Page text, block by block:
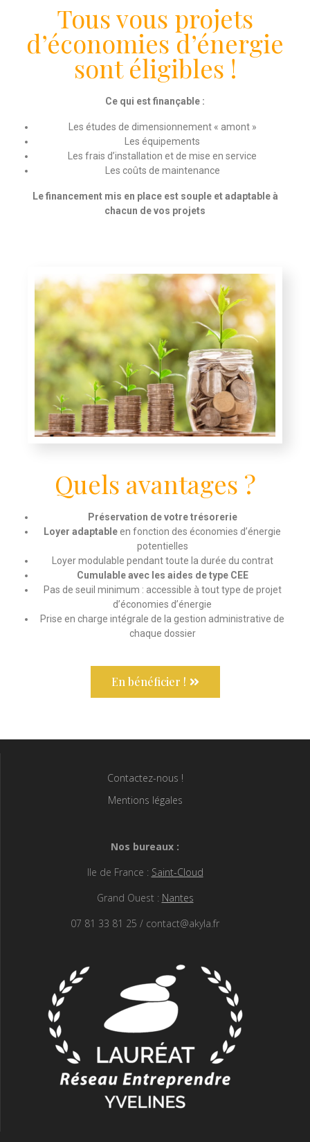
Tous vous projets
d’économies d’énergie
sont éligibles !
Ce qui est finançable :
Les études de dimensionnement « amont »
Les équipements
Les frais d’installation et de mise en service
Les coûts de maintenance
Le financement mis en place est souple et adaptable à
chacun de vos projets
Quels avantages ?
Préservation de votre trésorerie
Loyer adaptableen fonction des économies d’énergie
potentielles
Loyer modulable pendant toute la durée du contrat
Cumulable avec les aides de type CEE
Pas de seuil minimum : accessible à tout type de projet
d’économies d’énergie
Prise en charge intégrale de la gestion administrative de
chaque dossier
En bénéficier !
Contactez-nous !
Mentions légales
Nos bureaux :
Ile de France : Saint-Cloud
Grand Ouest : Nantes
07 81 33 81 25 / contact@akyla.fr